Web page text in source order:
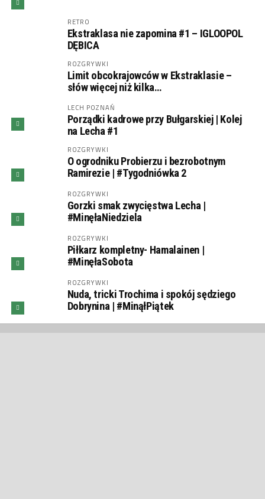
RETRO
Ekstraklasa nie zapomina #1 – IGLOOPOL
DĘBICA
ROZGRYWKI
Limit obcokrajowców w Ekstraklasie –
słów więcej niż kilka…
LECH POZNAŃ
Porządki kadrowe przy Bułgarskiej | Kolej
na Lecha #1
ROZGRYWKI
O ogrodniku Probierzu i bezrobotnym
Ramirezie | #Tygodniówka 2
ROZGRYWKI
Gorzki smak zwycięstwa Lecha |
#MinęłaNiedziela
ROZGRYWKI
Piłkarz kompletny- Hamalainen |
#MinęłaSobota
ROZGRYWKI
Nuda, tricki Trochima i spokój sędziego
Dobrynina | #MinąłPiątek